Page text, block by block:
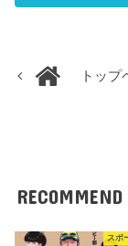
トップ
RECOMMEND
スポ